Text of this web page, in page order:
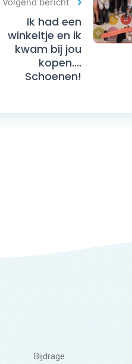
Ik had een
winkeltje en ik
kwam bij jou
kopen....
Schoenen!
Bijdrage